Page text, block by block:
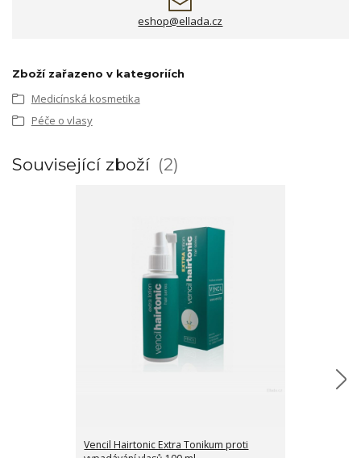
eshop@ellada.cz
Zboží zařazeno v kategoriích
Medicínská kosmetika
Péče o vlasy
Související zboží 2
Vencil Hairtonic Extra Tonikum proti